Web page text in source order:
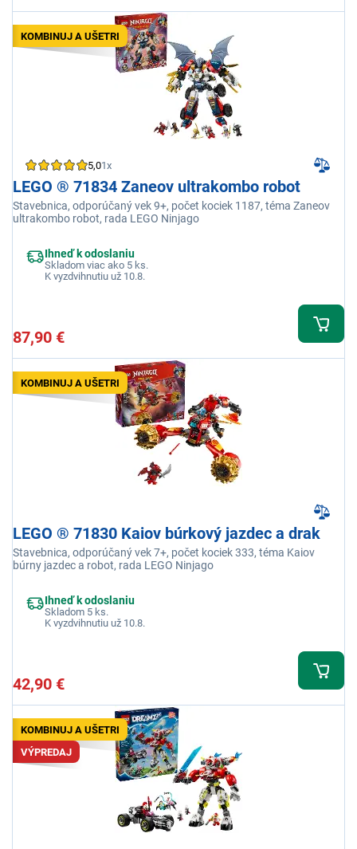
KOMBINUJ A UŠETRI
5,01x
LEGO ® 71834 Zaneov ultrakombo robot
Stavebnica, odporúčaný vek 9+, počet kociek 1187, téma Zaneov
ultrakombo robot, rada LEGO Ninjago
Ihneď k odoslaniu
Skladom viac ako 5 ks.
K vyzdvihnutiu už 10.8.
87,90 €
KOMBINUJ A UŠETRI
LEGO ® 71830 Kaiov búrkový jazdec a drak
Stavebnica, odporúčaný vek 7+, počet kociek 333, téma Kaiov
búrny jazdec a robot, rada LEGO Ninjago
Ihneď k odoslaniu
Skladom 5 ks.
K vyzdvihnutiu už 10.8.
42,90 €
KOMBINUJ A UŠETRI
VÝPREDAJ